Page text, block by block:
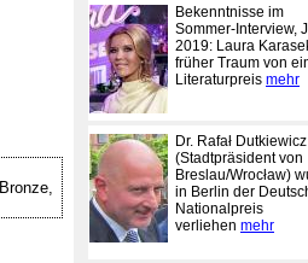
Bekenntnisse im
Sommer-Interview,
2019: Laura
früher Traum von
Literaturpreis mehr
Dr. Rafał Dutkiewicz
(Stadtpräsident von
Breslau/Wrocław)
in Berlin der
Nationalpreis
verliehen mehr